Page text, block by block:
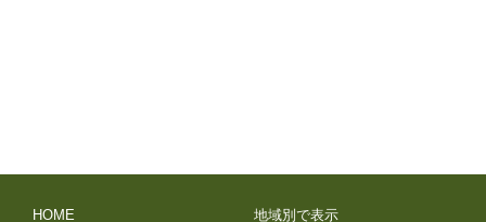
HOME 地域別で表示